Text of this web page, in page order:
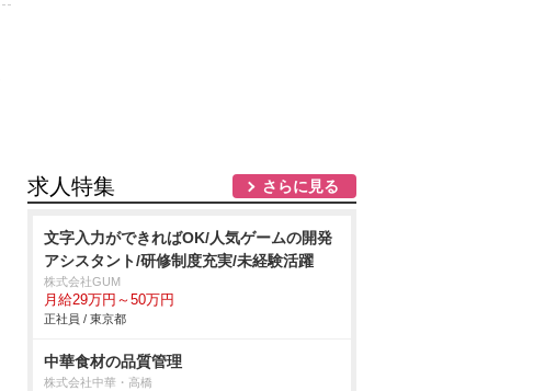
求人特集 さらに見る
文字入力ができればOK/人気ゲームの開発
アシスタント/研修制度充実/未経験活躍
株式会社GUM
月給29万円～50万円
正社員 / 東京都
中華食材の品質管理
株式会社中華・高橋